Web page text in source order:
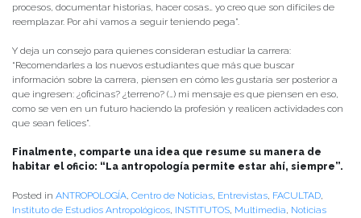
procesos, documentar historias, hacer cosas… yo creo que son difíciles de
reemplazar. Por ahí vamos a seguir teniendo pega”.
Y deja un consejo para quienes consideran estudiar la carrera:
“Recomendarles a los nuevos estudiantes que más que buscar
información sobre la carrera, piensen en cómo les gustaría ser posterior a
que ingresen: ¿oficinas? ¿terreno? (…) mi mensaje es que piensen en eso,
como se ven en un futuro haciendo la profesión y realicen actividades con
que sean felices”.
Finalmente, comparte una idea que resume su manera de
habitar el oficio: “La antropología permite estar ahí, siempre”.
Posted in ANTROPOLOGÍA, Centro de Noticias, Entrevistas, FACULTAD,
Instituto de Estudios Antropológicos, INSTITUTOS, Multimedia, Noticias